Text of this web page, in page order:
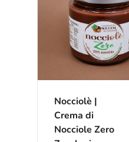
Nocciolè |
Crema di
Nocciole Zero